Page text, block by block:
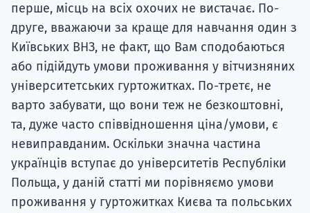
перше, місць на всіх охочих не вистачає. По-
друге, вважаючи за краще для навчання один з
Київських ВНЗ, не факт, що Вам сподобаються
або підійдуть умови проживання у вітчизняних
університетських гуртожитках. По-третє, не
варто забувати, що вони теж не безкоштовні,
та, дуже часто співвідношення ціна/умови, є
невиправданим. Оскільки значна частина
українців вступає до університетів Республіки
Польща, у даній статті ми порівняємо умови
проживання у гуртожитках Києва та польських